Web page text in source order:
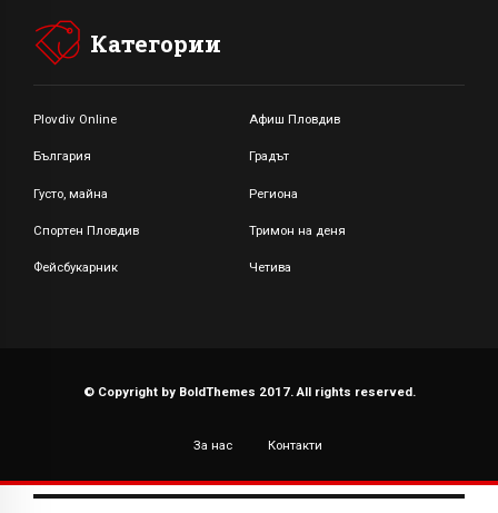
Категории
Plovdiv Online Афиш Пловдив
България Градът
Густо, майна Региона
Спортен Пловдив Тримон на деня
Фейсбукарник Четива
© Copyright by BoldThemes 2017. All rights reserved.
За нас Контакти